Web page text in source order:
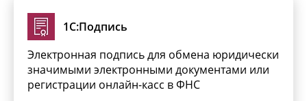
1С:Подпись
Электронная подпись для обмена юридически
значимыми электронными документами или
регистрации онлайн-касс в ФНС